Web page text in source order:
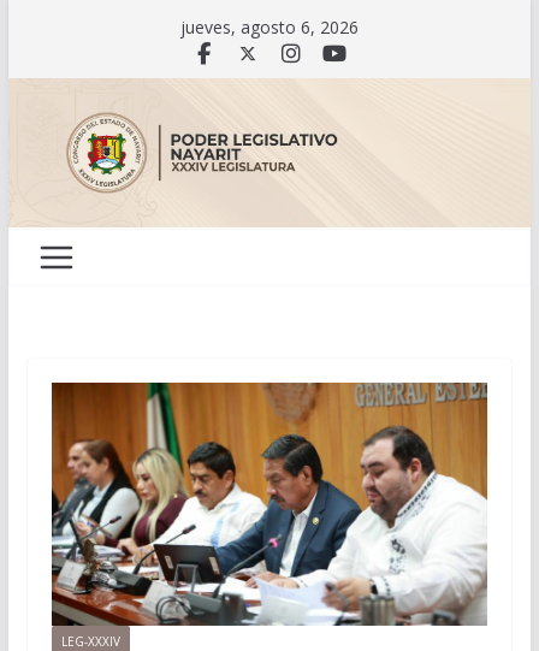
contenido
jueves, agosto 6, 2026
LEG-XXXIV